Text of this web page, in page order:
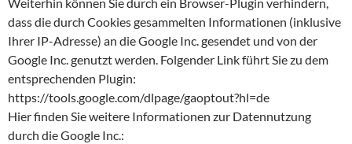
dass die durch Cookies gesammelten Informationen (inklusive
Ihrer IP-Adresse) an die Google Inc. gesendet und von der
Google Inc. genutzt werden. Folgender Link führt Sie zu dem
entsprechenden Plugin:
https://tools.google.com/dlpage/gaoptout?hl=de
Hier finden Sie weitere Informationen zur Datennutzung
durch die Google Inc.: